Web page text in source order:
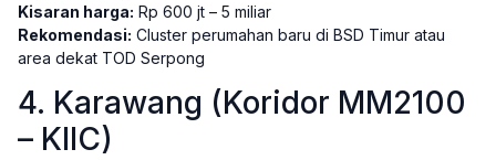
Kisaran harga: Rp 600 jt – 5 miliar
Rekomendasi: Cluster perumahan baru di BSD Timur atau
area dekat TOD Serpong
4. Karawang (Koridor MM2100
– KIIC)